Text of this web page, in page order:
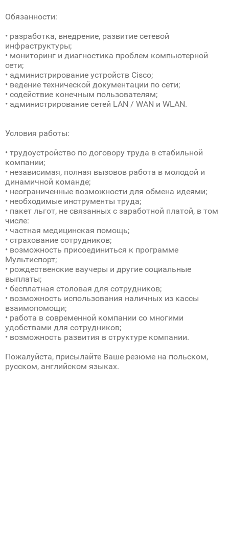
Обязанности:
• разработка, внедрение, развитие сетевой
инфраструктуры;
• мониторинг и диагностика проблем компьютерной
сети;
• администрирование устройств Cisco;
• ведение технической документации по сети;
• содействие конечным пользователям;
• администрирование сетей LAN / WAN и WLAN.
Условия работы:
• трудоустройство по договору труда в стабильной
компании;
• независимая, полная вызовов работa в молодой и
динамичной команде;
• неограниченные возможности для обмена идеями;
• необходимые инструменты труда;
• пакет льгот, не связанных с заработной платой, в том
числе:
• частная медицинская помощь;
• страхование сотрудников;
• возможность присоединиться к программе
Мультиспорт;
• рождественские ваучеры и другие социальные
выплаты;
• бесплатная столовая для сотрудников;
• возможность использования наличных из кассы
взаимопомощи;
• работа в современной компании со многими
удобствами для сотрудников;
• возможность развития в структуре компании.
Пожалуйста, присылайте Ваше резюме на польском,
русском, английском языках.